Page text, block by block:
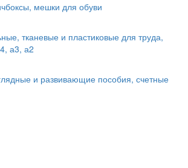
мешки для обуви
тканевые и пластиковые для труда,
а3, а2
и развивающие пособия, счетные